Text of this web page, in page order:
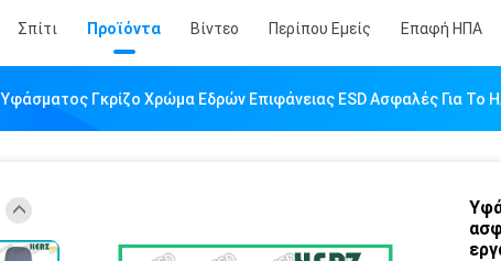
Σπίτι Προϊόντα Βίντεο Περίπου Εμείς Επαφή ΗΠΑ
Υφάσματος Γκρίζο Χρώμα Εδρών Επιφάνειας ESD Ασφαλές Για Το